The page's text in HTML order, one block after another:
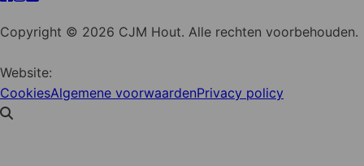
Copyright © 2026 CJM Hout. Alle rechten voorbehouden.
Website:
CookiesAlgemene voorwaardenPrivacy policy